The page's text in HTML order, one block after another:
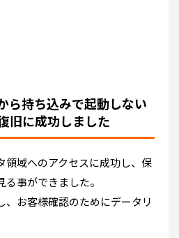
ら持ち込みで起動しない
旧に成功しました
領域へのアクセスに成功し、保
事ができました。
、お客様確認のためにデータリ